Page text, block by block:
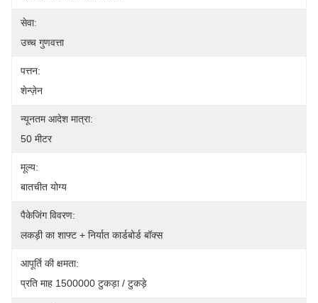
सेवा:
उच्च गुणवत्ता
पत्तन:
शेन्ज़ेन
न्यूनतम आदेश मात्रा:
50 मीटर
मूल्य:
बातचीत योग्य
पैकेजिंग विवरण:
लकड़ी का शाफ्ट + निर्यात कार्डबोर्ड बॉक्स
आपूर्ति की क्षमता:
प्रति माह 1500000 टुकड़ा / टुकड़े